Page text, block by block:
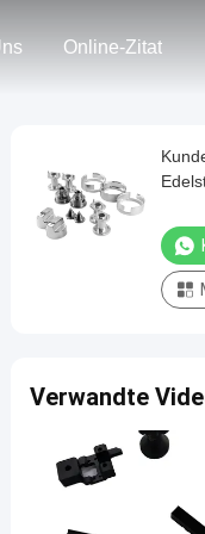
Online-Zitat
Verwandte